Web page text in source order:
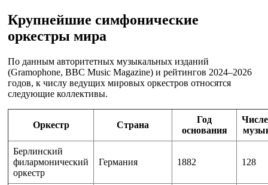
Крупнейшие симфонические
оркестры мира
По данным авторитетных музыкальных изданий
(Gramophone, BBC Music Magazine) и рейтингов 2024–2026
годов, к числу ведущих мировых оркестров относятся
следующие коллективы.
Оркестр Страна
Год
основания
Берлинский
филармонический
оркестр
Германия 1882 128